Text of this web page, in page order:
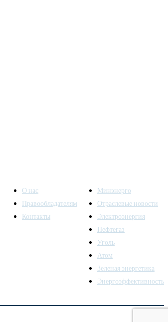
О нас
Правообладателям
Контакты
Минэнерго
Отраслевые новости
Электроэнергия
Нефтегаз
Уголь
Атом
Зеленая энергетика
Энергоэффективность